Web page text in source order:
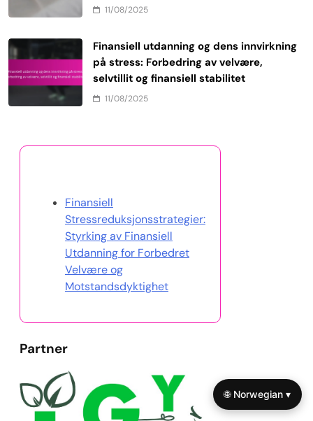
11/08/2025
Finansiell utdanning og dens innvirkning
på stress: Forbedring av velvære,
selvtillit og finansiell stabilitet
11/08/2025
Finansiell
Stressreduksjonsstrategier:
Styrking av Finansiell
Utdanning for Forbedret
Velvære og
Motstandsdyktighet
Partner
🌐 Norwegian ▾